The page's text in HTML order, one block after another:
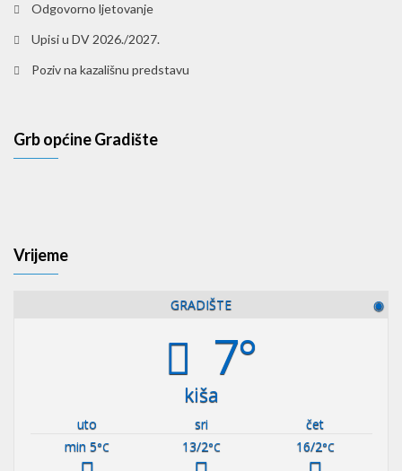
Odgovorno ljetovanje
Upisi u DV 2026./2027.
Poziv na kazališnu predstavu
Grb općine Gradište
Vrijeme
GRADIŠTE ◉
7°
kiša
uto sri
čet
min 5°C 13/2°C 16/2°C